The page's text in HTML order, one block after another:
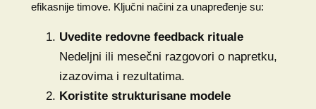
efikasnije timove. Ključni načini za unapređenje su:
Uvedite redovne feedback rituale
Nedeljni ili mesečni razgovori o napretku,
izazovima i rezultatima.
Koristite strukturisane modele